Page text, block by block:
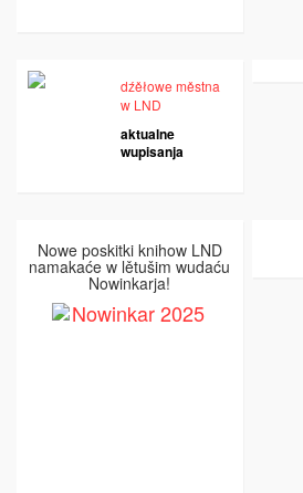
dźěłowe městna
w LND
aktualne
wupisanja
Nowe poskitki knihow LND
namakaće w lětušim wudaću
Nowinkarja!